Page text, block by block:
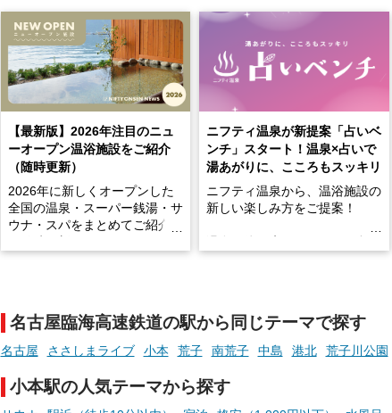
【最新版】2026年注目のニュ
ーオープン温浴施設をご紹介
（随時更新）
2026年に新しくオープンした
全国の温泉・スーパー銭湯・サ
ウナ・スパをまとめてご紹介！
います。
現地取材記事もあわせて紹介し
ていますので、気になる施設は
ぜひチェックして次のおでかけ
先の参考にしてみてください
ニフティ温泉が新提案「占いベ
ンチ」スタート！温泉×占いで
湯あがりに、こころもスッキリ
ニフティ温泉から、温浴施設の
新しい楽しみ方をご提案！
手相やタロットなど気軽に楽し
める占いで、“ととのう”おふろ
時間を、もっと特別に。
名古屋臨海高速鉄道の駅から同じテーマで探す
名古屋 ささしまライブ 小本 荒子 南荒子 中島 港北 荒子川公園
小本駅の人気テーマから探す